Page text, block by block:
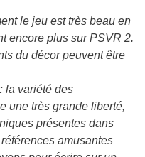
le jeu est très beau en
encore plus sur PSVR 2.
du décor peuvent être
la variété des
une très grande liberté,
présentes dans
amusantes